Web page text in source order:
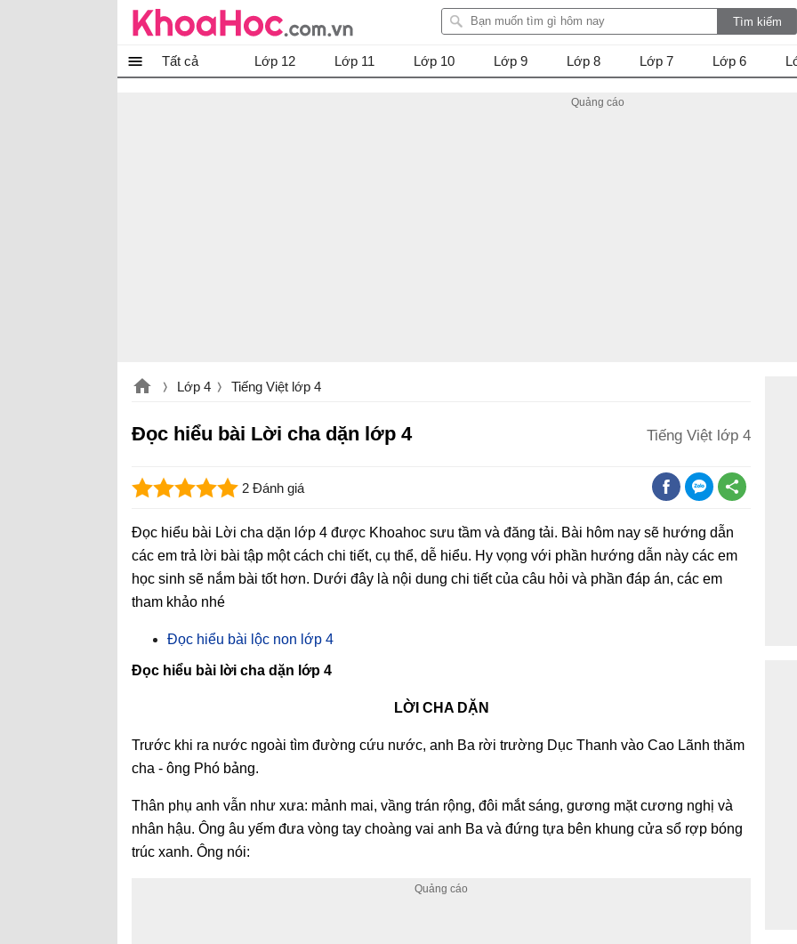
Tất cả Lớp 12 Lớp 11 Lớp 10 Lớp 9 Lớp 8 Lớp 7 Lớp 6
Lớp 4 Tiếng Việt lớp 4
Đọc hiểu bài Lời cha dặn lớp 4 Tiếng Việt lớp 4
2 Đánh giá
Đọc hiểu bài Lời cha dặn lớp 4 được Khoahoc sưu tầm và đăng tải. Bài hôm nay sẽ hướng dẫn
các em trả lời bài tập một cách chi tiết, cụ thể, dễ hiểu. Hy vọng với phần hướng dẫn này các em
học sinh sẽ nắm bài tốt hơn. Dưới đây là nội dung chi tiết của câu hỏi và phần đáp án, các em
tham khảo nhé
Đọc hiểu bài lộc non lớp 4
Đọc hiểu bài lời cha dặn lớp 4
LỜI CHA DẶN
Trước khi ra nước ngoài tìm đường cứu nước, anh Ba rời trường Dục Thanh vào Cao Lãnh thăm
cha - ông Phó bảng.
Thân phụ anh vẫn như xưa: mảnh mai, vầng trán rộng, đôi mắt sáng, gương mặt cương nghị và
nhân hậu. Ông âu yếm đưa vòng tay choàng vai anh Ba và đứng tựa bên khung cửa sổ rợp bóng
trúc xanh. Ông nói: